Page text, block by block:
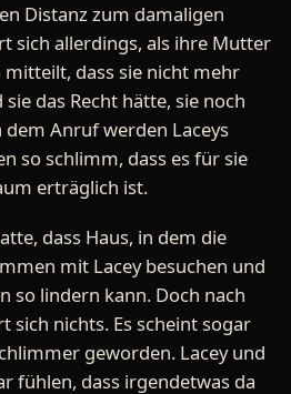
Distanz zum damaligen
sich allerdings, als ihre Mutter
dass sie nicht mehr
das Recht hätte, sie noch
dem Anruf werden Laceys
so schlimm, dass es für sie
erträglich ist.
dass Haus, in dem die
mit Lacey besuchen und
so lindern kann. Doch nach
sich nichts. Es scheint sogar
geworden. Lacey und
fühlen, dass irgendetwas da